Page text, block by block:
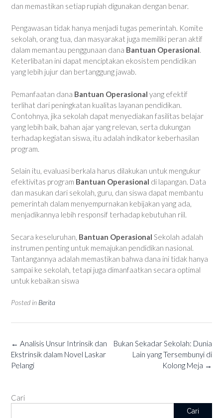
dan memastikan setiap rupiah digunakan dengan benar.
Pengawasan tidak hanya menjadi tugas pemerintah. Komite
sekolah, orang tua, dan masyarakat juga memiliki peran aktif
dalam memantau penggunaan dana Bantuan Operasional.
Keterlibatan ini dapat menciptakan ekosistem pendidikan
yang lebih jujur dan bertanggung jawab.
Pemanfaatan dana Bantuan Operasional yang efektif
terlihat dari peningkatan kualitas layanan pendidikan.
Contohnya, jika sekolah dapat menyediakan fasilitas belajar
yang lebih baik, bahan ajar yang relevan, serta dukungan
terhadap kegiatan siswa, itu adalah indikator keberhasilan
program.
Selain itu, evaluasi berkala harus dilakukan untuk mengukur
efektivitas program Bantuan Operasional di lapangan. Data
dan masukan dari sekolah, guru, dan siswa dapat membantu
pemerintah dalam menyempurnakan kebijakan yang ada,
menjadikannya lebih responsif terhadap kebutuhan riil.
Secara keseluruhan, Bantuan Operasional Sekolah adalah
instrumen penting untuk memajukan pendidikan nasional.
Tantangannya adalah memastikan bahwa dana ini tidak hanya
sampai ke sekolah, tetapi juga dimanfaatkan secara optimal
untuk kebaikan siswa
Posted in Berita
Post
navigation
Bukan Sekadar Sekolah: Dunia
Lain yang Tersembunyi di
Kolong Meja →
← Analisis Unsur Intrinsik dan
Ekstrinsik dalam Novel Laskar
Pelangi
Cari
Cari